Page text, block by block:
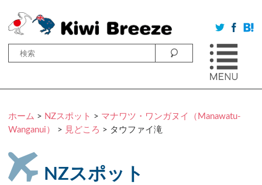
ホーム > NZスポット > マナワツ・ワンガヌイ（Manawatu-
Wanganui）
> 見どころ > タウファイ滝
NZスポット